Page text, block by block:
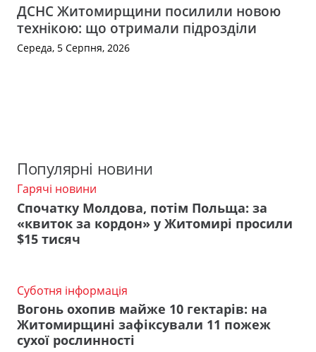
ДСНС Житомирщини посилили новою
технікою: що отримали підрозділи
Середа, 5 Серпня, 2026
Популярні новини
Гарячі новини
Спочатку Молдова, потім Польща: за
«квиток за кордон» у Житомирі просили
$15 тисяч
Суботня інформація
Вогонь охопив майже 10 гектарів: на
Житомирщині зафіксували 11 пожеж
сухої рослинності